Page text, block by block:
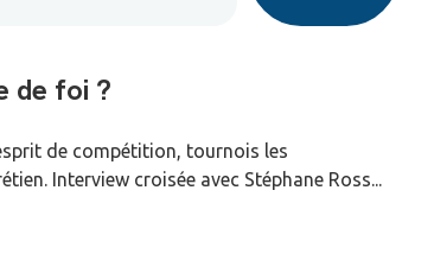
de foi ?
de compétition, tournois les
Interview croisée avec Stéphane Ross...